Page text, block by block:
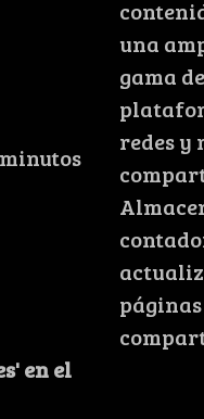
una
gama
redes y
páginas
en el